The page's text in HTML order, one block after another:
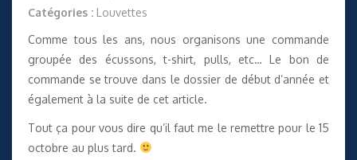
Catégories : Louvettes
Comme tous les ans, nous organisons une commande
groupée des écussons, t-shirt, pulls, etc…Le bon de
commande se trouve dans le dossier de début d’année et
également à la suite de cet article.
Tout ça pour vous dire qu’il faut me le remettre pour le 15
octobre au plus tard.